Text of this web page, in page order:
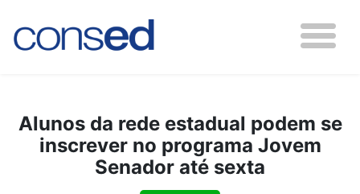
Alunos da rede estadual podem se
inscrever no programa Jovem
Senador até sexta